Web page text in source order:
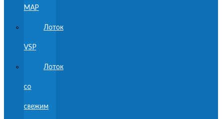
MAP
Лоток
VSP
Лоток
со
свежим